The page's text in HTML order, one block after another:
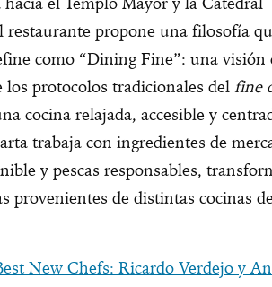
restaurante propone una filosofía
como “Dining Fine”: una visión
los protocolos tradicionales del fine
cocina relajada, accesible y
trabaja con ingredientes de
y pescas responsables,
provenientes de distintas cocinas
New Chefs: Ricardo Verdejo y